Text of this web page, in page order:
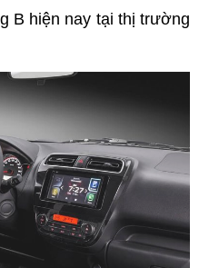
B hiện nay tại thị trường